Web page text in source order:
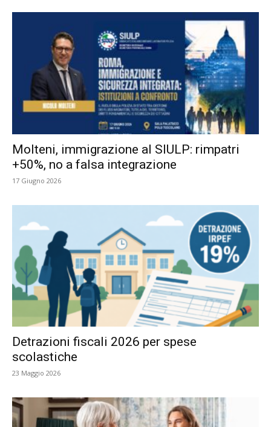
Molteni, immigrazione al SIULP: rimpatri
+50%, no a falsa integrazione
17 Giugno 2026
Detrazioni fiscali 2026 per spese
scolastiche
23 Maggio 2026